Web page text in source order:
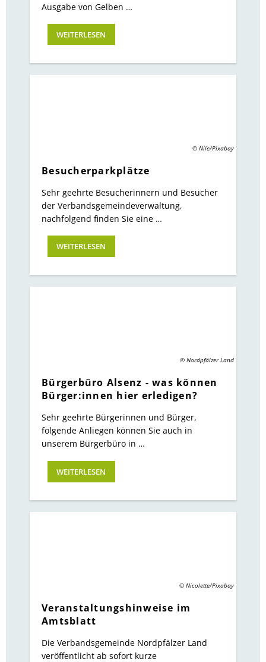
Ausgabe von Gelben …
WEITERLESEN
© Nile/Pixabay
Besucherparkplätze
Sehr geehrte Besucherinnern und Besucher
der Verbandsgemeindeverwaltung,
nachfolgend finden Sie eine …
WEITERLESEN
© Nordpfälzer Land
Bürgerbüro Alsenz - was können
Bürger:innen hier erledigen?
Sehr geehrte Bürgerinnen und Bürger,
folgende Anliegen können Sie auch in
unserem Bürgerbüro in …
WEITERLESEN
© Nicolette/Pixabay
Veranstaltungshinweise im
Amtsblatt
Die Verbandsgemeinde Nordpfälzer Land
veröffentlicht ab sofort kurze